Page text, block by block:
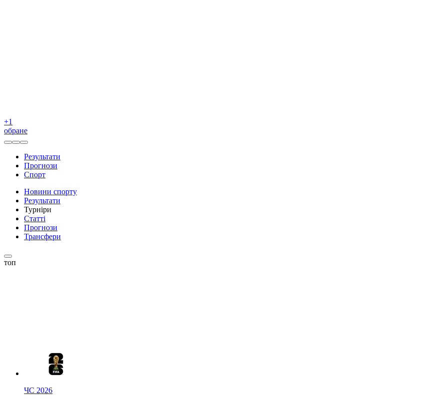
+1
обране
Результати
Прогнози
Спорт
Новини спорту
Результати
Турніри
Статті
Прогнози
Трансфери
топ
ЧС 2026